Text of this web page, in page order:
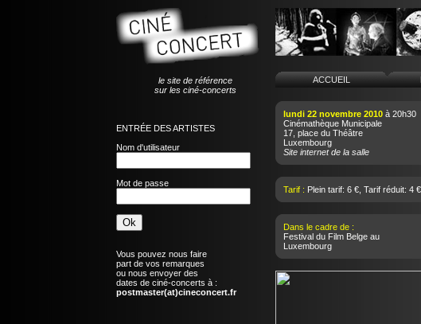
le site de référence
sur les ciné-concerts
ENTRÉE DES ARTISTES
Nom d'utilisateur
Mot de passe
Vous pouvez nous faire
part de vos remarques
ou nous envoyer des
dates de ciné-concerts à :
postmaster(at)cineconcert.fr
ACCUEIL
lundi 22 novembre 2010à 20h30
Cinémathèque Municipale
17, place du Théâtre
Luxembourg
Site internet de la salle
Tarif : Plein tarif: 6 €, Tarif réduit: 4 €
Dans le cadre de :
Festival du Film Belge au
Luxembourg